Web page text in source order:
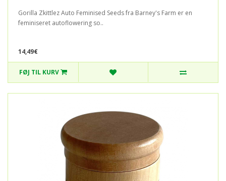
Gorilla Zkittlez Auto Feminised Seeds fra Barney's Farm er en
feminiseret autoflowering so..
14,49€
FØJ TIL KURV